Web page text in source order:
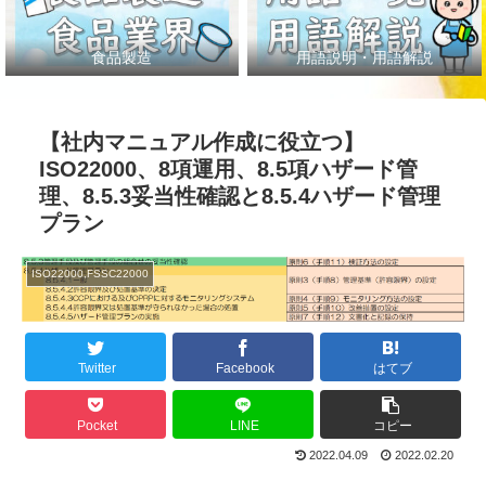
食品製造 用語説明・用語解説
【社内マニュアル作成に役立つ】
ISO22000、8項運用、8.5項ハザード管
理、8.5.3妥当性確認と8.5.4ハザード管理
プラン
ISO22000,FSSC22000
Twitter Facebook はてブ
Pocket LINE コピー
2022.04.09 2022.02.20